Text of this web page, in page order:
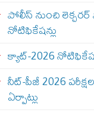
పోలీస్ నుంచి లెక్చరర్
నోటిఫికేషన్లు
క్యాట్-2026
నీట్-పీజీ 2026
ఏర్పాట్లు